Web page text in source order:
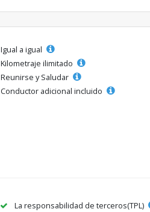
Igual a igual
Kilometraje ilimitado
Reunirse y Saludar
Conductor adicional incluido
La responsabilidad de terceros(TPL)